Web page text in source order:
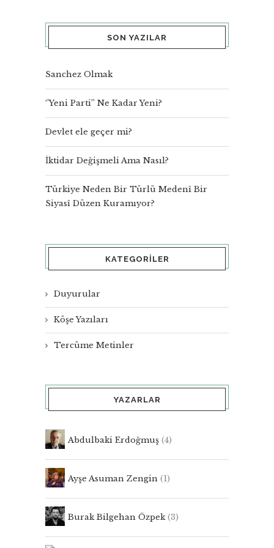
SON YAZILAR
Sanchez Olmak
‘’Yeni Parti’’ Ne Kadar Yeni?
Devlet ele geçer mi?
İktidar Değişmeli Ama Nasıl?
Türkiye Neden Bir Türlü Medenî Bir
Siyasî Düzen Kuramıyor?
KATEGORILER
Duyurular
Köşe Yazıları
Tercüme Metinler
YAZARLAR
Abdulbaki Erdoğmuş (4)
Ayşe Asuman Zengin (1)
Burak Bilgehan Özpek(3)